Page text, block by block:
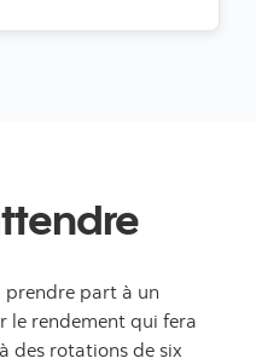
prendre part à un
le rendement qui fera
des rotations de six